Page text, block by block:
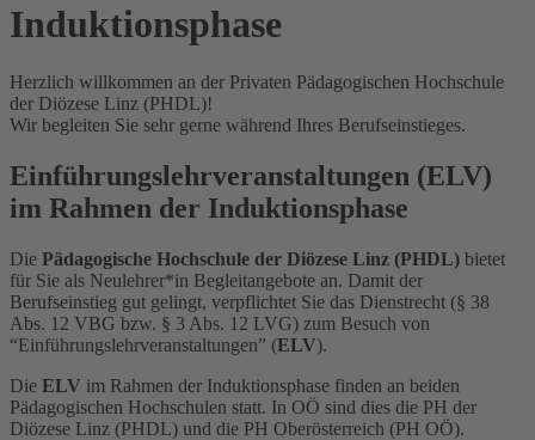
Induktionsphase
Herzlich willkommen an der Privaten Pädagogischen Hochschule
der Diözese Linz (PHDL)!
Wir begleiten Sie sehr gerne während Ihres Berufseinstieges.
Einführungslehrveranstaltungen (ELV)
im Rahmen der Induktionsphase
Die Pädagogische Hochschule der Diözese Linz (PHDL) bietet
für Sie als Neulehrer*in Begleitangebote an. Damit der
Berufseinstieg gut gelingt, verpflichtet Sie das Dienstrecht (§ 38
Abs. 12 VBG bzw. § 3 Abs. 12 LVG) zum Besuch von
“Einführungslehrveranstaltungen” (ELV).
Die ELV im Rahmen der Induktionsphase finden an beiden
Pädagogischen Hochschulen statt. In OÖ sind dies die PH der
Diözese Linz (PHDL) und die PH Oberösterreich (PH OÖ).